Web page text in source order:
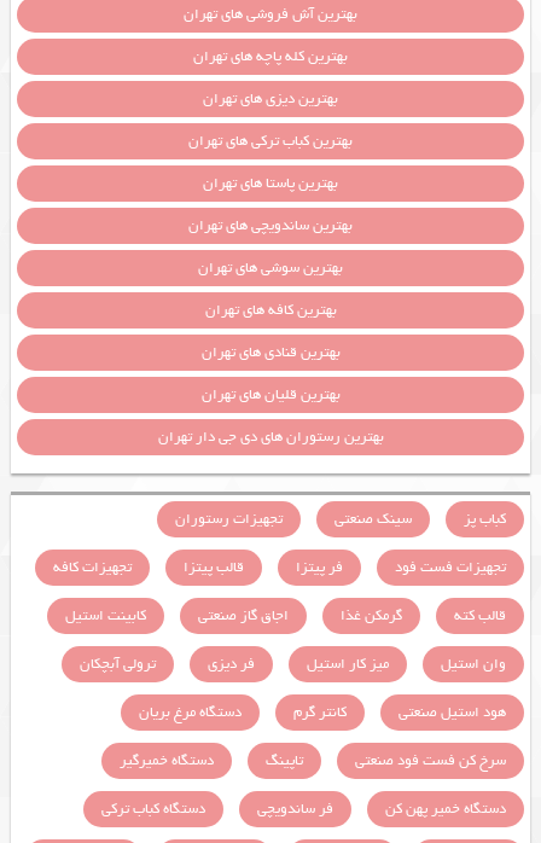
بهترین آش فروشی های تهران
بهترین کله پاچه های تهران
بهترین دیزی های تهران
بهترین کباب ترکی های تهران
بهترین پاستا های تهران
بهترین ساندویچی های تهران
بهترین سوشی های تهران
بهترین کافه های تهران
بهترین قنادی های تهران
بهترین قلیان های تهران
بهترین رستوران های دی جی دار تهران
کباب پز سینک صنعتی
تجهیزات رستوران
تجهیزات فست فود
فر پیتزا قالب پیتزا
تجهیزات کافه
قالب کته
گرمکن غذا اجاق گاز صنعتی
کابینت استیل
وان استیل
میز کار استیل فر دیزی
ترولی آبچکان
هود استیل صنعتی
کانتر گرم
دستگاه مرغ بریان
سرخ کن فست فود صنعتی
تاپینگ
دستگاه خمیرگیر
دستگاه خمیر پهن کن
فر ساندویچی
دستگاه کباب ترکی